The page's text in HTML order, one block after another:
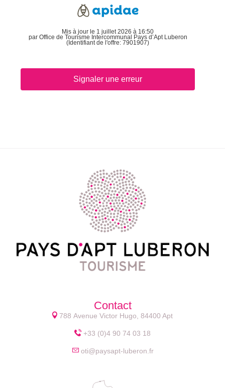
Mis à jour le 1 juillet 2026 à 16:50
par Office de Tourisme Intercommunal Pays d’Apt Luberon
(Identifiant de l'offre: 7901907)
Signaler une erreur
Contact
788 Avenue Victor Hugo, 84400 Apt
+33 (0)4 90 74 03 18
oti@paysapt-luberon.fr